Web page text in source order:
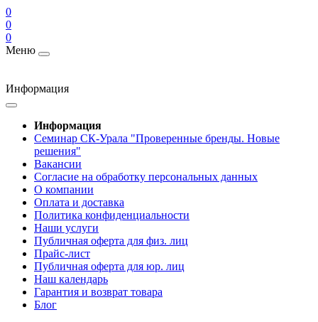
0
0
0
Меню
Информация
Информация
Cеминар СК-Урала "Проверенные бренды. Новые
решения"
Вакансии
Согласие на обработку персональных данных
О компании
Оплата и доставка
Политика конфиденциальности
Наши услуги
Публичная оферта для физ. лиц
Прайс-лист
Публичная оферта для юр. лиц
Наш календарь
Гарантия и возврат товара
Блог